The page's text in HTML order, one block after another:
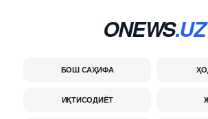
ONEWS.UZ
БОШ САҲИФА
ИҚТИСОДИЁТ